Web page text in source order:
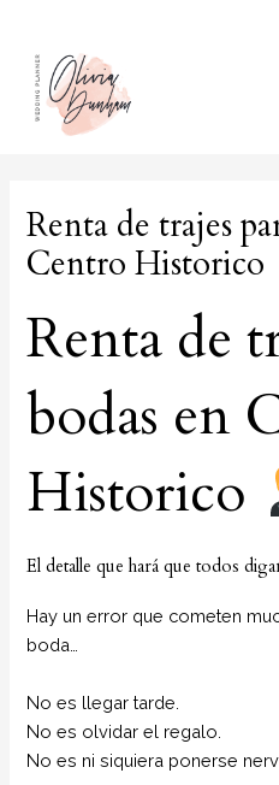
contenido
Renta de trajes
Centro Historico
Renta de
bodas en
Historico
El detalle que hará que todos
Hay un error que cometen
boda…
No es llegar tarde.
No es olvidar el regalo.
No es ni siquiera ponerse